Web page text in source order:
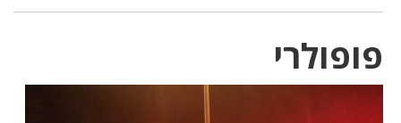
פופולרי